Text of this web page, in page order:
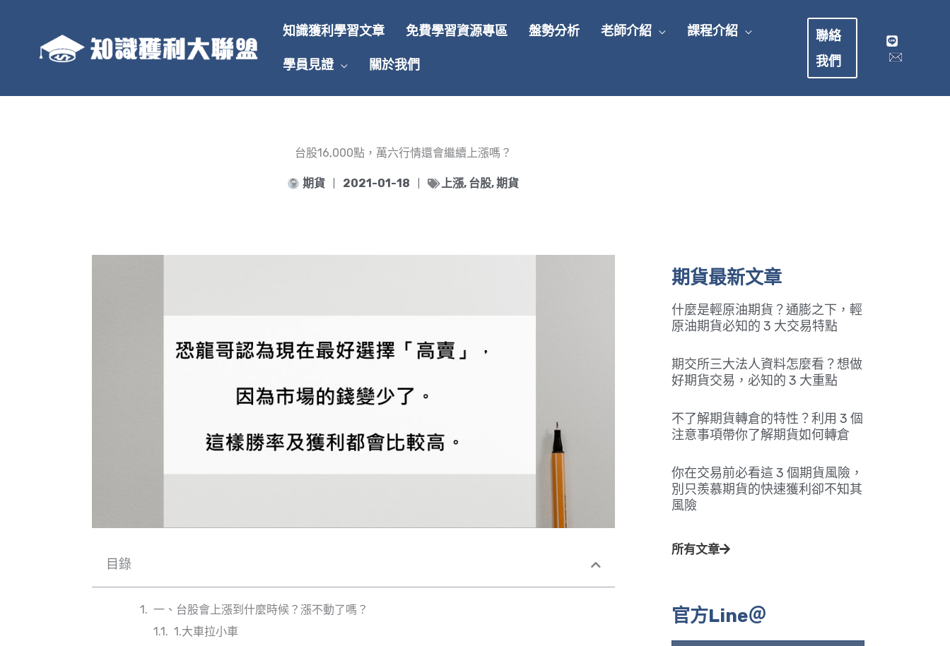
知識獲利學習文章 免費學習資源專區 盤勢分析 老師介紹 課程介紹
學員見證 關於我們
聯絡
我們
台股16,000點，萬六行情還會繼續上漲嗎？
期貨 2021-01-18 上漲, 台股,期貨
目錄
一、台股會上漲到什麼時候？漲不動了嗎？
1.大車拉小車
期貨最新文章
什麼是輕原油期貨？通膨之下，輕
原油期貨必知的 3 大交易特點
期交所三大法人資料怎麼看？想做
好期貨交易，必知的 3 大重點
不了解期貨轉倉的特性？利用 3 個
注意事項帶你了解期貨如何轉倉
你在交易前必看這 3 個期貨風險，
別只羨慕期貨的快速獲利卻不知其
風險
所有文章
官方Line＠